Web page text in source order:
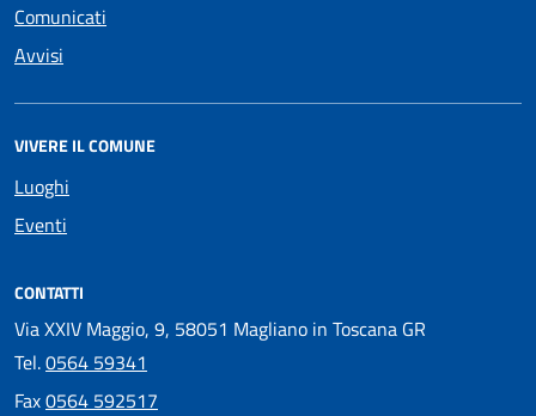
Comunicati
Avvisi
VIVERE IL COMUNE
Luoghi
Eventi
CONTATTI
Via XXIV Maggio, 9, 58051 Magliano in Toscana GR
Tel.0564 59341
Fax0564 592517